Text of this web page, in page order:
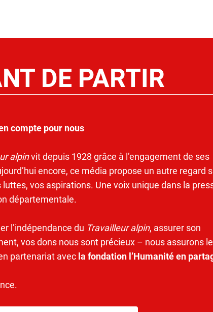
DE PARTIR
compte pour nous
alpinvit depuis 1928 grâce à l’engagement de ses
encore, ce média propose un autre regard
luttes, vos aspirations. Une voix unique dans la
départementale.
l’indépendance du Travailleur alpin, assurer son
vos dons nous sont précieux – nous assurons
partenariat avec la fondation l’Humanité en